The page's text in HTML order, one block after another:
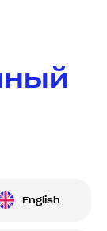
English